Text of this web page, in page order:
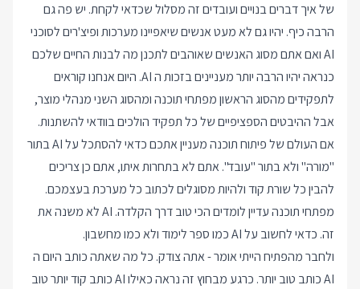
של איך דברים בנויים ועובדים זה מסלול שכדאי לקחת. יש פה גם
הרבה כיף. יהיו גם לא מעט אנשים שיאפיינו מערכות ופיצ'רים לסוכני
AI ואם אתם מסוג האנשים שאוהבים לתכנן מה לבנות החיים שלכם
כנראה יהיו הרבה יותר מעניינים בזכות ה AI. היום אנחנו קוראים
לתפקידים מהסוג הראשון מפתחי תוכנה ומהסוג השני מנהלי מוצר,
אבל ההיבטים הספציפיים של כל תפקיד הולכים בוודאי להשתנות.
אם העולם של פיתוח תוכנה מעניין אתכם כדאי להסתכל על AI בתור
"מורה" ולא בתור "עובד". אתם לא בתחרות איתו, אתם כן צריכים
להבין כל שורת קוד ולהיות מסוגלים לכתוב כל מערכת בעצמכם.
מפתחי תוכנה עדיין לומדים הכי טוב דרך הקלדה. AI לא משנה את
זה. כדאי לחשוב על AI כמו ספר לימוד ולא כמו מחשבון.
ולחבר מהפתיח הייתי אומר - אתה צודק. כל מה שאתה כותב היום ה
AI כותב טוב יותר. כרגע מבחוץ זה נראה כאילו AI כותב קוד יותר טוב